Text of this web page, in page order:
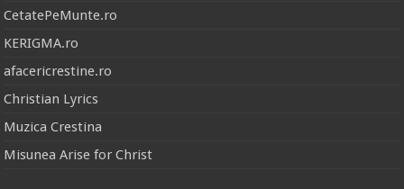
CetatePeMunte.ro
KERIGMA.ro
afacericrestine.ro
Christian Lyrics
Muzica Crestina
Misunea Arise for Christ